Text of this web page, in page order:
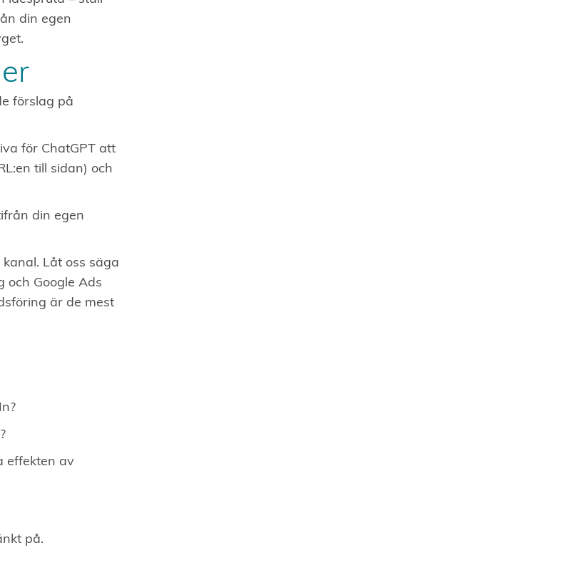
din egen
förslag på
för ChatGPT att
till sidan) och
din egen
Låt oss säga
och Google Ads
är de mest
effekten av
på.